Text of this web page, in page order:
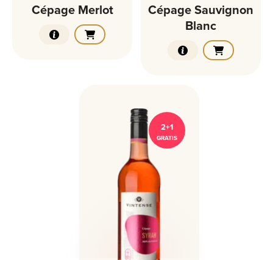
Cépage Merlot
Cépage Sauvignon
Blanc
2+1
GRATIS